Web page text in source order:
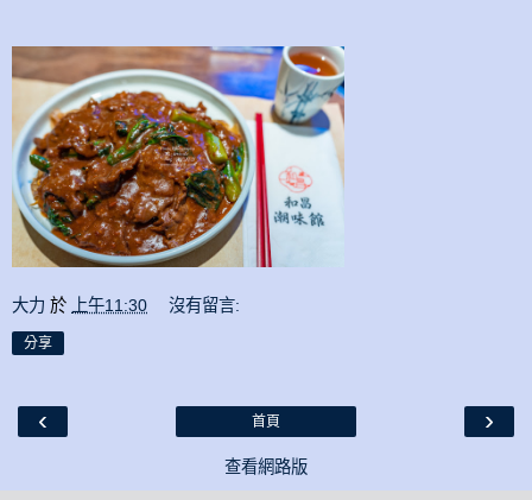
大力 於 上午11:30 沒有留言:
分享
‹ ›
首頁
查看網路版